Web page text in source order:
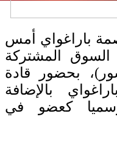
باراغواي أمس
السوق المشتركة
بحضور قادة
بالإضافة
كعضو في